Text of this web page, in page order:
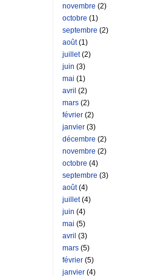
novembre (2)
octobre (1)
septembre (2)
août(1)
juillet(2)
juin (3)
mai (1)
avril (2)
mars (2)
février (2)
janvier (3)
décembre (2)
novembre (2)
octobre (4)
septembre (3)
août(4)
juillet(4)
juin (4)
mai (5)
avril (3)
mars (5)
février (5)
janvier (4)